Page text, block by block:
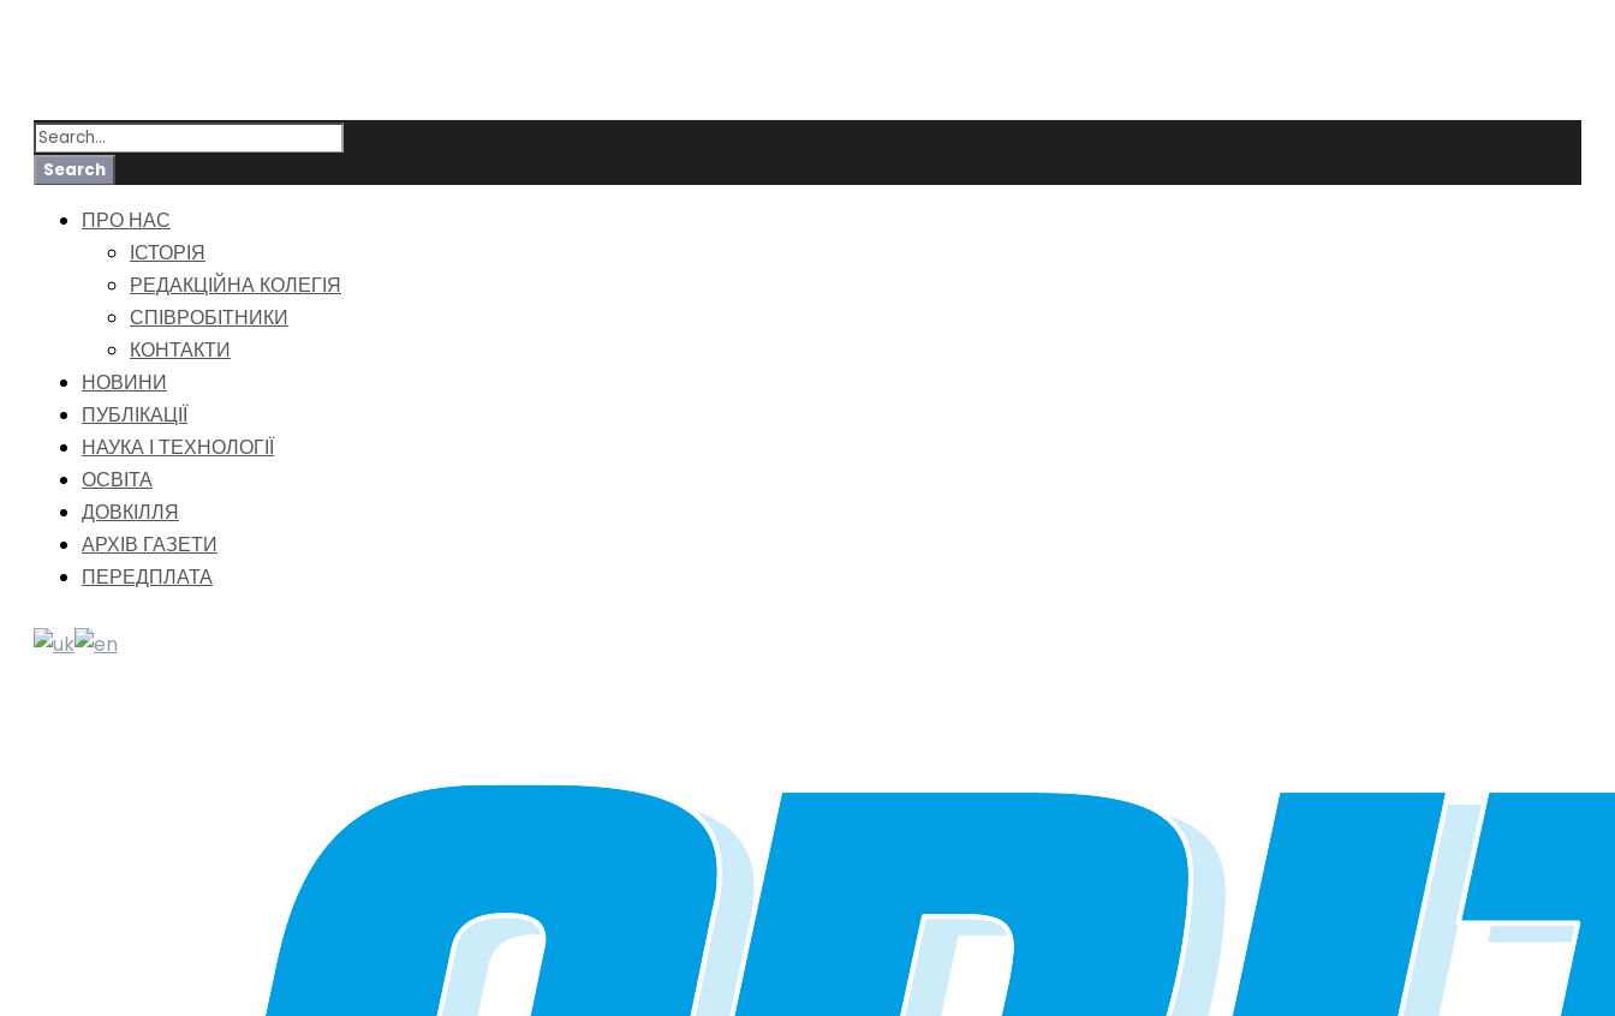
ПРО НАС
ІСТОРІЯ
РЕДАКЦІЙНА КОЛЕГІЯ
СПІВРОБІТНИКИ
КОНТАКТИ
НОВИНИ
ПУБЛІКАЦІЇ
НАУКА І ТЕХНОЛОГІЇ
ОСВІТА
ДОВКІЛЛЯ
АРХІВ ГАЗЕТИ
ПЕРЕДПЛАТА